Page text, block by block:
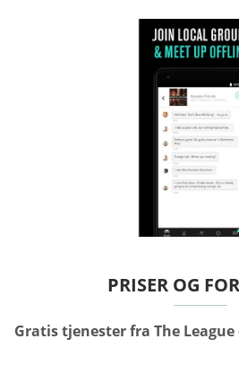
PRISER OG
Gratis tjenester fra The League